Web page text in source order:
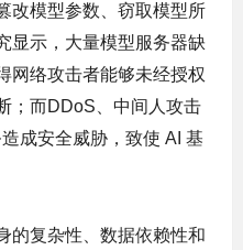
改模型参数、窃取模型所
显示，大量模型服务器缺
网络攻击者能够未经授权
；而DDoS、中间人攻击
成安全威胁，致使 AI 基
的复杂性、数据依赖性和